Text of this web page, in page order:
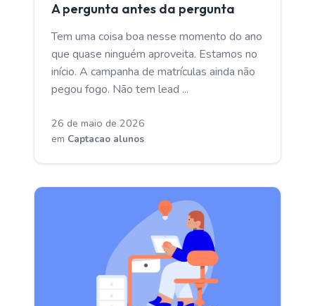
A pergunta antes da pergunta
Tem uma coisa boa nesse momento do ano
que quase ninguém aproveita. Estamos no
início. A campanha de matrículas ainda não
pegou fogo. Não tem lead ...
26 de maio de 2026
em Captacao alunos